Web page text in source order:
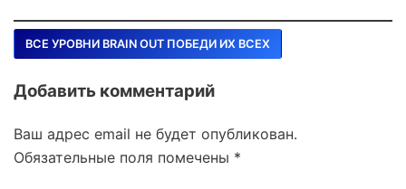
ВСЕ УРОВНИ BRAIN OUT ПОБЕДИ ИХ ВСЕХ
Добавить комментарий
Ваш адрес email не будет опубликован.
Обязательные поля помечены *